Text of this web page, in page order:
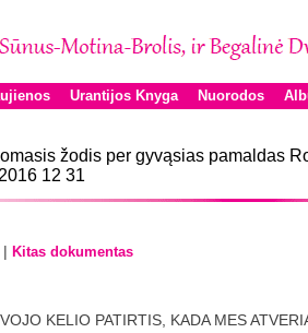
Urantijos Knyga Nuorodos
žodis per gyvąsias pamaldas
12 31
| Kitas dokumentas
KELIO PATIRTIS, KADA MES